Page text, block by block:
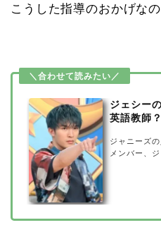
こうした指導のおかげな
ジェシー
英語教師
ジャニーズ
メンバー、
語教師のよ
でしょうか